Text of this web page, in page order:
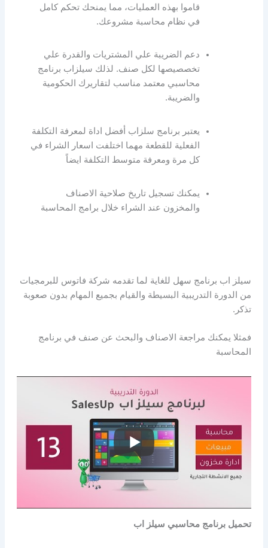
قاموا بهذه العمليات، مما يمنحك تحكم كامل
في نظام محاسبة مشروعك.
دعم الضريبة علي المشتريات والقدرة علي
تخصصيصها لكل صنف. لذلك سيلزاب برنامج
محاسبي معتمد مناسب لتقاريرك الحكومية
والضريبة.
يعتبر برنامج سلزاب أفضل اداة لمعرفة التكلفة
الفعلية للقطعة مهما اختلفت اسعار الشراء في
كل مرة ومعرفة متوسط التكلفة ايضاً
يمكنك تسجيل تاريخ صلاحية الاصناف
والمخزون عند الشراء خلال برامج المحاسبة
سيلز اب برنامج سهل للغاية لما تقدمه شركة فاتوس للبرمجيات
من الدورة التدريبية البسيطة والقيام بجميع المهام بدون صعوبة
تذكر.
فمثلا يمكنك مراجعة الاصناف والبحث عن صنف في برنامج
المحاسبة
تحميل برنامج محاسبي سيلز اب